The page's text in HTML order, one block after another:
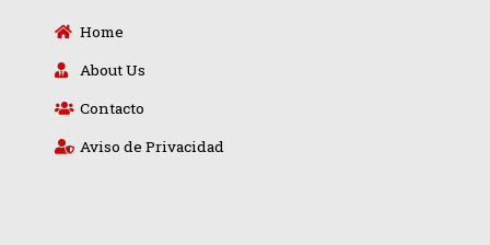
Home
About Us
Contacto
Aviso de Privacidad